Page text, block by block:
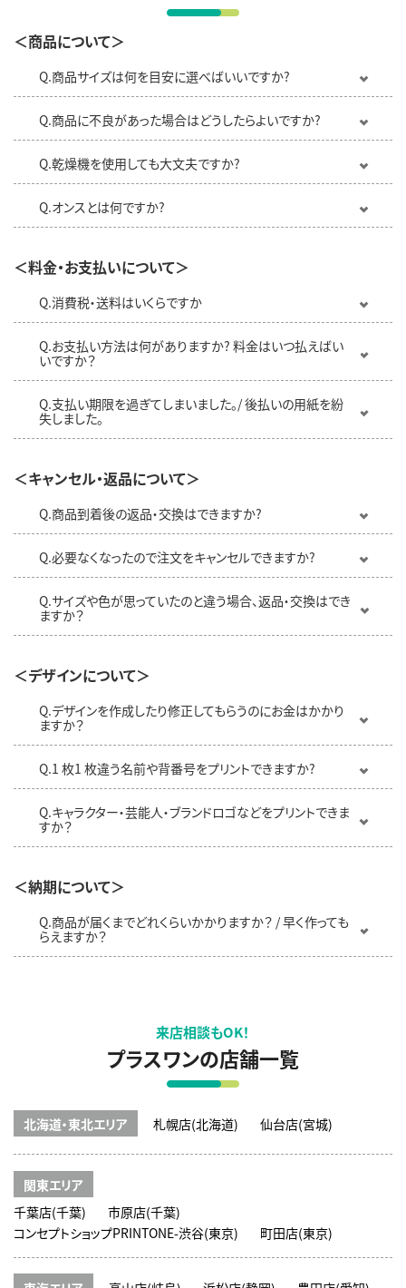
＜商品について＞
Q.商品サイズは何を目安に選べばいいですか?
Q.商品に不良があった場合はどうしたらよいですか?
Q.乾燥機を使用しても大文夫ですか?
Q.オンスとは何ですか?
＜料金・お支払いについて＞
Q.消費税・送料はいくらですか
Q.お支払い方法は何がありますか? 料金はいつ払えばい
いですか？
Q.支払い期限を過ぎてしまいました。/ 後払いの用紙を紛
失しました。
＜キャンセル・返品について＞
Q.商品到着後の返品・交換はできますか?
Q.必要なくなったので注文をキャンセルできますか?
Q.サイズや色が思っていたのと違う場合、返品・交換はでき
ますか？
＜デザインについて＞
Q.デザインを作成したり修正してもらうのにお金はかかり
ますか？
Q.1 枚1 枚違う名前や背番号をプリントできますか?
Q.キャラクター・芸能人・ブランドロゴなどをプリントできま
すか？
＜納期について＞
Q.商品が届くまでどれくらいかかりますか？ / 早く作っても
らえますか？
来店相談もOK！
プラスワンの店舗一覧
北海道・東北エリア 札幌店(北海道) 仙台店(宮城)
関東エリア
千葉店(千葉)
市原店(千葉)
コンセプトショップPRINTONE-渋谷(東京)
町田店(東京)